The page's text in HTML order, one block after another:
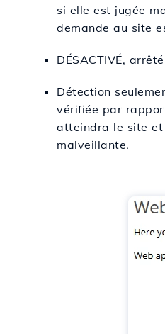
si elle est jugée
demande au site
DÉSACTIVÉ,
Détection
vérifiée par
atteindra le site et
malveillante.